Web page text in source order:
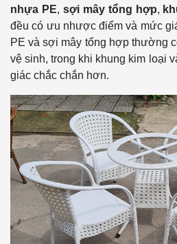
nhựa PE, sợi mây tổng hợp,
đều có ưu nhược điểm và mức
PE và sợi mây tổng hợp thường
vệ sinh, trong khi khung kim loại
giác chắc chắn hơn.